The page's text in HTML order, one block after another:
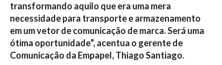
transformando aquilo que era uma mera
necessidade para transporte e armazenamento
em um vetor de comunicação de marca. Será uma
ótima oportunidade”, acentua o gerente de
Comunicação da Empapel, Thiago Santiago.